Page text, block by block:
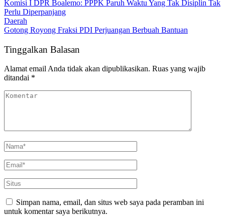
Komisi I DPR Boalemo: PPPK Paruh Waktu Yang Tak Disiplin Tak
Perlu Diperpanjang
Daerah
Gotong Royong Fraksi PDI Perjuangan Berbuah Bantuan
Tinggalkan Balasan
Alamat email Anda tidak akan dipublikasikan. Ruas yang wajib
ditandai *
Simpan nama, email, dan situs web saya pada peramban ini
untuk komentar saya berikutnya.